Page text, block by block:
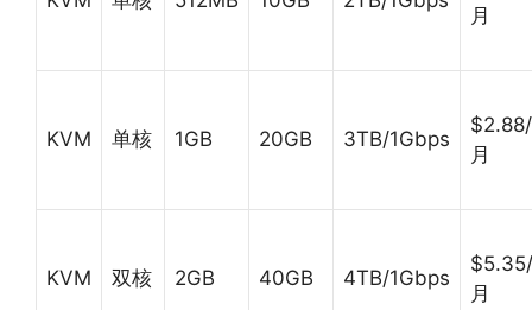
月
KVM 单核 1GB 20GB 3TB/1Gbps
$2.88/
月
KVM 双核 2GB 40GB 4TB/1Gbps
$5.35/
月